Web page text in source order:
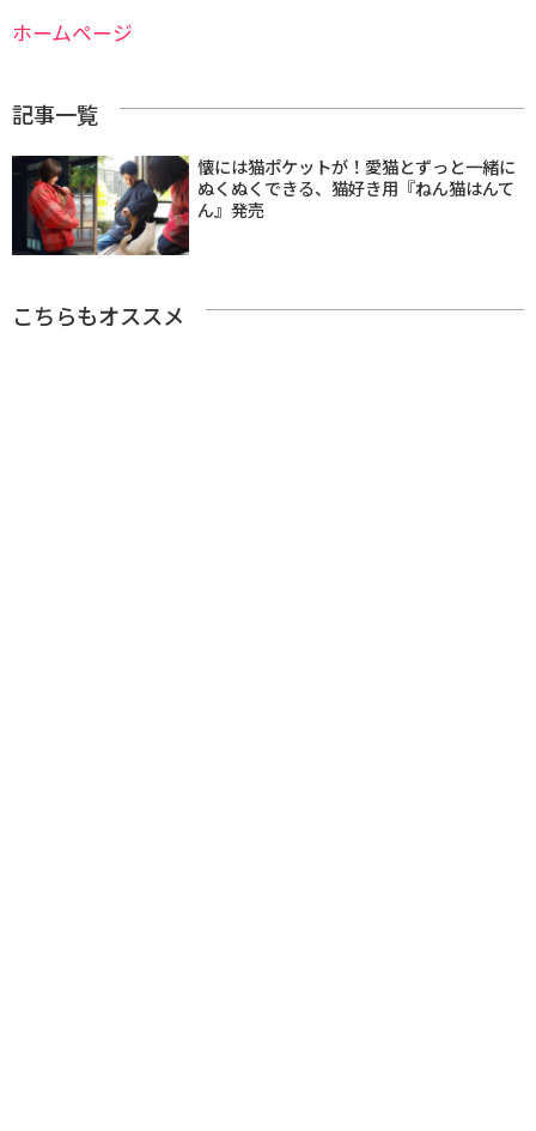
ホームページ
記事一覧
懐には猫ポケットが！愛猫とずっと一緒に
ぬくぬくできる、猫好き用『ねん猫はんて
ん』発売
こちらもオススメ